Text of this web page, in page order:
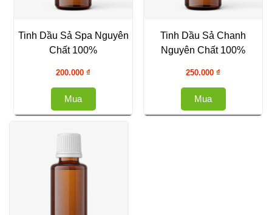
Tinh Dầu Sả Spa Nguyên
Chất 100%
200.000₫
Mua
Tinh Dầu Sả Chanh
Nguyên Chất 100%
250.000₫
Mua